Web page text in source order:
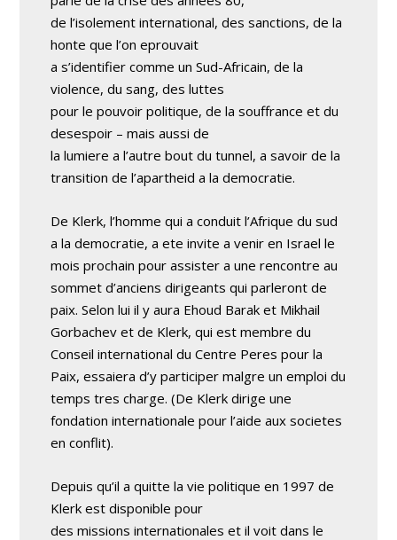
de l’isolement international, des sanctions, de la
honte que l’on eprouvait
a s’identifier comme un Sud-Africain, de la
violence, du sang, des luttes
pour le pouvoir politique, de la souffrance et du
desespoir – mais aussi de
la lumiere a l’autre bout du tunnel, a savoir de la
transition de l’apartheid a la democratie.
De Klerk, l’homme qui a conduit l’Afrique du sud
a la democratie, a ete invite a venir en Israel le
mois prochain pour assister a une rencontre au
sommet d’anciens dirigeants qui parleront de
paix. Selon lui il y aura Ehoud Barak et Mikhail
Gorbachev et de Klerk, qui est membre du
Conseil international du Centre Peres pour la
Paix, essaiera d’y participer malgre un emploi du
temps tres charge. (De Klerk dirige une
fondation internationale pour l’aide aux societes
en conflit).
Depuis qu’il a quitte la vie politique en 1997 de
Klerk est disponible pour
des missions internationales et il voit dans le